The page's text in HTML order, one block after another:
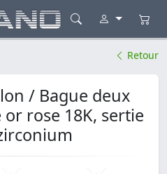
Retour
/ Bague deux
rose 18K, sertie